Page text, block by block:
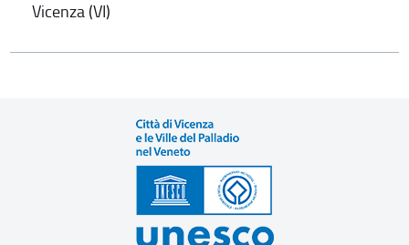
Vicenza (VI)